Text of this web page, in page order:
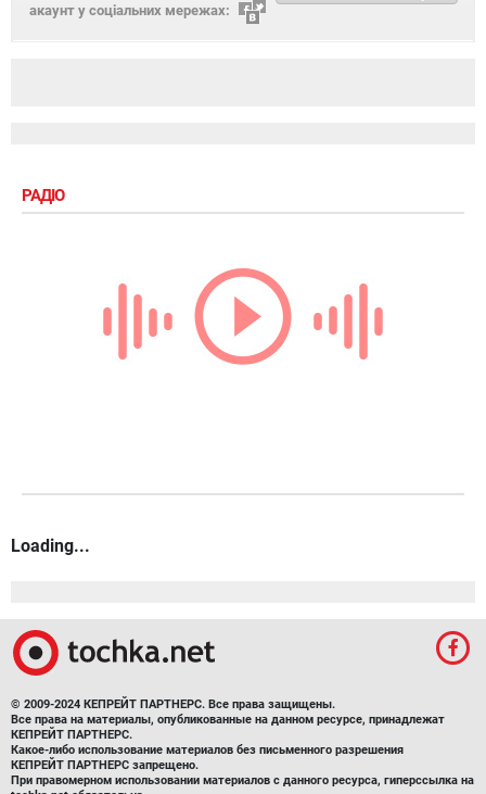
акаунт у соціальних мережах:
РАДІО
Loading...
© 2009-2024 КЕПРЕЙТ ПАРТНЕРС. Все права защищены.
Все права на материалы, опубликованные на данном ресурсе, принадлежат
КЕПРЕЙТ ПАРТНЕРС.
Какое-либо использование материалов без письменного разрешения
КЕПРЕЙТ ПАРТНЕРС запрещено.
При правомерном использовании материалов с данного ресурса, гиперссылка на